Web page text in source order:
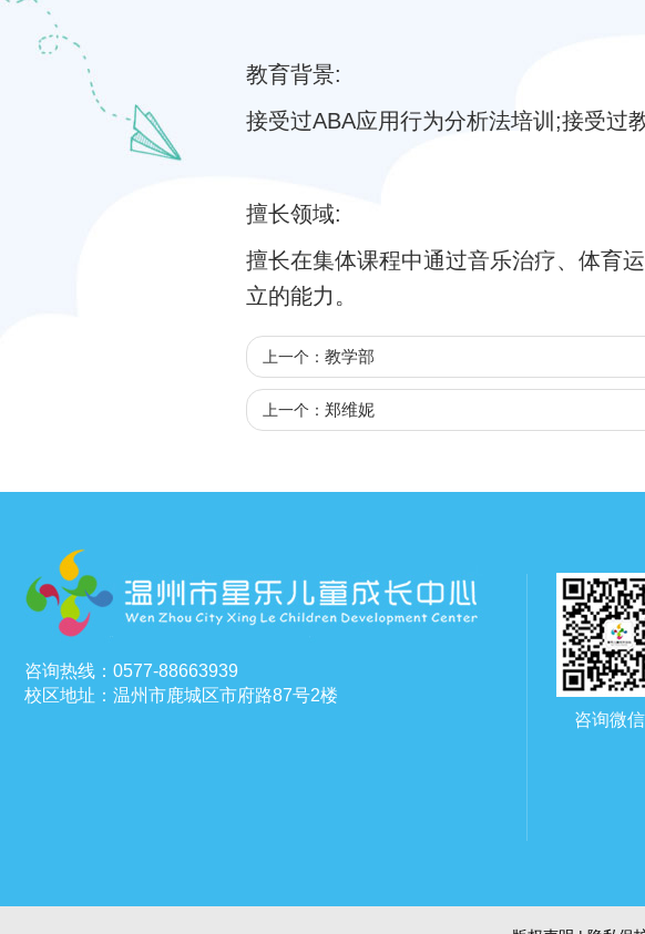
教育背景:
接受过ABA应用行为分析法培训;接受过
擅长领域:
擅长在集体课程中通过音乐治疗、体育
立的能力。
上一个： 教学部
上一个： 郑维妮
咨询热线：0577-88663939
校区地址：温州市鹿城区市府路87号2楼
咨询微